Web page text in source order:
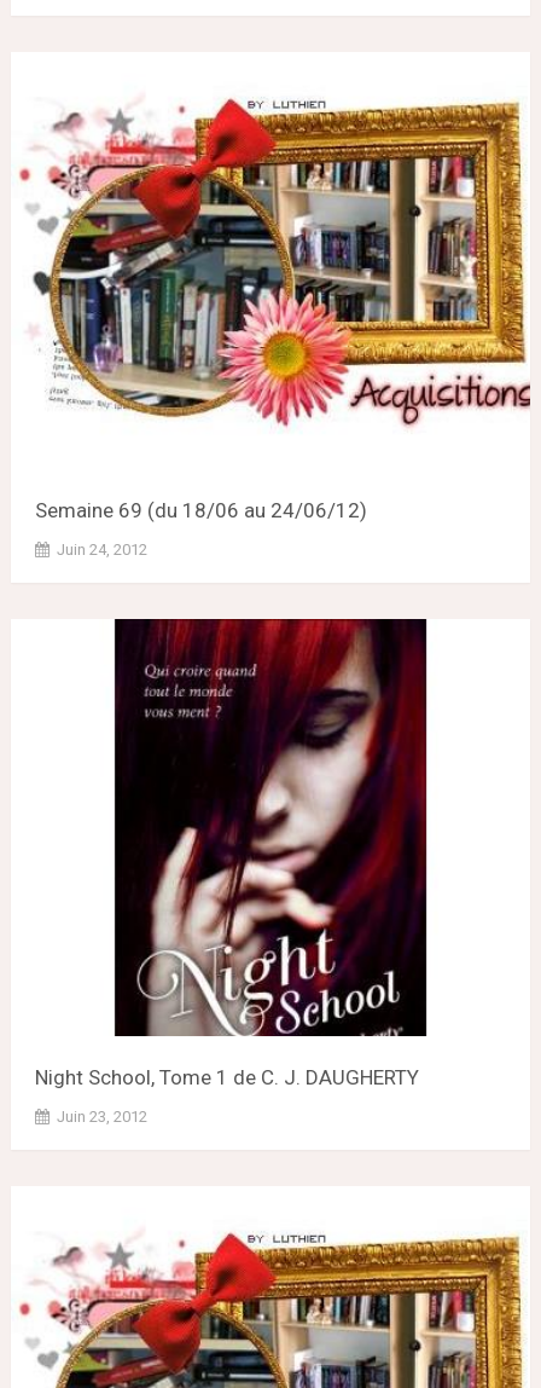
Semaine 69 (du 18/06 au 24/06/12)
Juin 24, 2012
Night School, Tome 1 de C. J. DAUGHERTY
Juin 23, 2012